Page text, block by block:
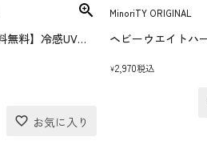
【２枚購入で送料無料】冷感UVカット 立体シルエットTシャツ
MinoriTY ORIGINAL
¥2,970税込